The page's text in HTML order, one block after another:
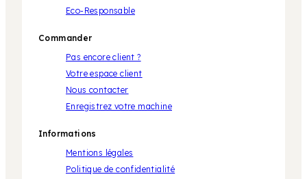
Eco-Responsable
Commander
Pas encore client ?
Votre espace client
Nous contacter
Enregistrez votre machine
Informations
Mentions légales
Politique de confidentialité